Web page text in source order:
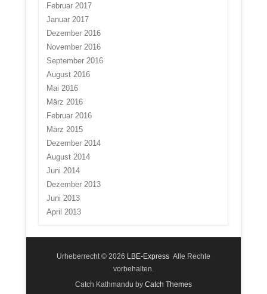
Februar 2017
Januar 2017
Dezember 2016
November 2016
September 2016
August 2016
Mai 2016
März 2016
Februar 2016
März 2015
Dezember 2014
August 2014
Juni 2014
Dezember 2013
Juni 2013
April 2013
Urheberrecht © 2026 LBE-Express Alle Rechte
vorbehalten.
Catch Kathmandu by Catch Themes